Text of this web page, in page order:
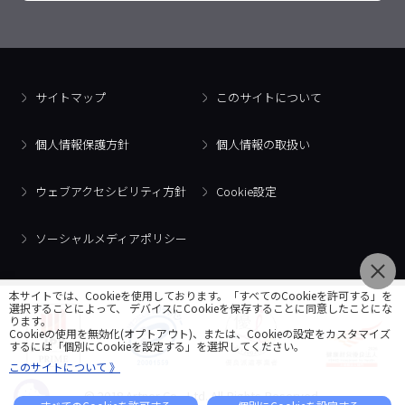
サイトマップ このサイトについて
個人情報保護方針 個人情報の取扱い
ウェブアクセシビリティ方針 Cookie設定
ソーシャルメディアポリシー
© 2018 Artner Co., Ltd. All Rights Reserved.
本サイトでは、Cookieを使用しております。「すべてのCookieを許可する」を
選択することによって、 デバイスにCookieを保存することに同意したことにな
ります。
Cookieの使用を無効化(オプトアウト)、または、Cookieの設定をカスタマイズ
するには「個別にCookieを設定する」を選択してください。
このサイトについて 》